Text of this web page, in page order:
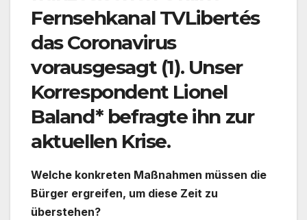
Fernsehkanal TVLibertés
das Coronavirus
vorausgesagt (1). Unser
Korrespondent Lionel
Baland* befragte ihn zur
aktuellen Krise.
Welche konkreten Maßnahmen müssen die
Bürger ergreifen, um diese Zeit zu
überstehen?